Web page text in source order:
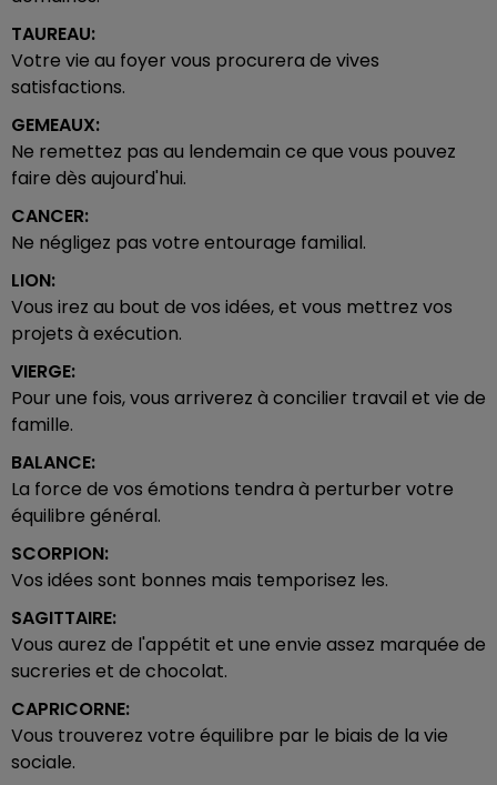
TAUREAU:
Votre vie au foyer vous procurera de vives
satisfactions.
GEMEAUX:
Ne remettez pas au lendemain ce que vous pouvez
faire dès aujourd'hui.
CANCER:
Ne négligez pas votre entourage familial.
LION:
Vous irez au bout de vos idées, et vous mettrez vos
projets à exécution.
VIERGE:
Pour une fois, vous arriverez à concilier travail et vie de
famille.
BALANCE:
La force de vos émotions tendra à perturber votre
équilibre général.
SCORPION:
Vos idées sont bonnes mais temporisez les.
SAGITTAIRE:
Vous aurez de l'appétit et une envie assez marquée de
sucreries et de chocolat.
CAPRICORNE:
Vous trouverez votre équilibre par le biais de la vie
sociale.